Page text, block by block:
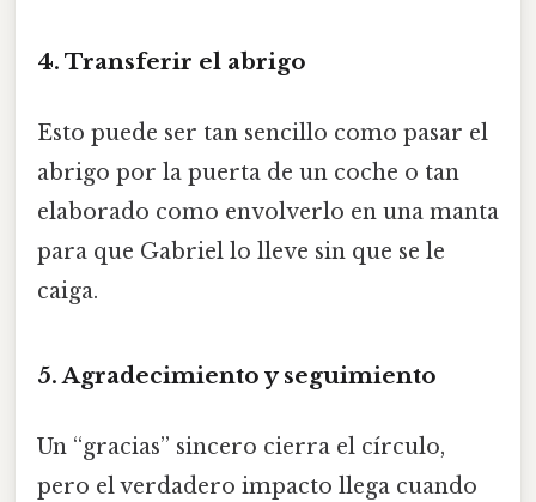
4. Transferir el abrigo
Esto puede ser tan sencillo como pasar el
abrigo por la puerta de un coche o tan
elaborado como envolverlo en una manta
para que Gabriel lo lleve sin que se le
caiga.
5. Agradecimiento y seguimiento
Un “gracias” sincero cierra el círculo,
pero el verdadero impacto llega cuando